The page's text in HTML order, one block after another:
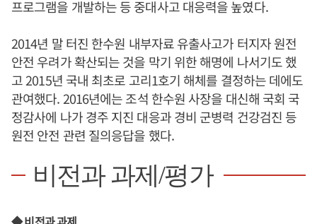
프로그램을 개발하는 등 중대사고 대응력을 높였다.
2014년 말 터진 한수원 내부자료 유출사고가 터지자 원전
안전 우려가 확산되는 것을 막기 위한 해명에 나서기도 했
고 2015년 국내 최초로 고리1호기 해체를 결정하는 데에도
관여했다. 2016년에는 조석 한수원 사장을 대신해 국회 국
정감사에 나가 경주 지진 대응과 경비 군병력 건강검진 등
원전 안전 관련 질의응답을 했다.
비전과 과제/평가